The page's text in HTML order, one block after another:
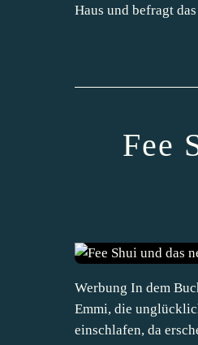
Haus und befragt
Fee
Werbung In dem
Emmi, die
einschlafen, da